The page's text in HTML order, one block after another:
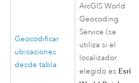
Geocodificar
ubicaciones
desde tabla
ArcGIS World
Geocoding
Service (se
utiliza si el
localizador
elegido es Esri